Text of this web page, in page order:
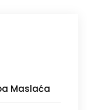
Maslaća